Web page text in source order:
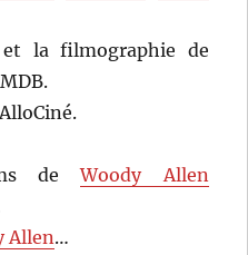
et la filmographie de
deWoody Allen
Allen…